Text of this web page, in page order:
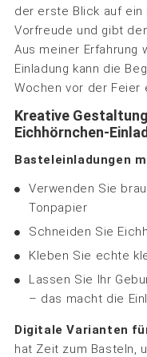
der erste Blick auf
Vorfreude und gibt
Aus meiner Erfahrung
Einladung kann die
Wochen vor der Feier
Kreative
Eichhörnchen-
Basteleinladungen
Verwenden Sie
Tonpapier
Schneiden Sie
Kleben Sie echte
Lassen Sie Ihr
– das macht die
Digitale Varianten
hat Zeit zum Basteln,